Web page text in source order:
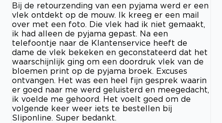
Bij de retourzending van een pyjama werd er een
vlek ontdekt op de mouw. Ik kreeg er een mail
over met een foto. Die vlek had ik niet gemaakt,
ik had alleen de pyjama gepast. Na een
telefoontje naar de Klantenservice heeft de
dame de vlek bekeken en geconstateerd dat het
waarschijnlijk ging om een doordruk vlek van de
bloemen print op de pyjama broek. Excuses
ontvangen. Het was een heel fijn gesprek waarin
er goed naar me werd geluisterd en meegedacht,
ik voelde me gehoord. Het voelt goed om de
volgende keer weer iets te bestellen bij
Sliponline. Super bedankt.